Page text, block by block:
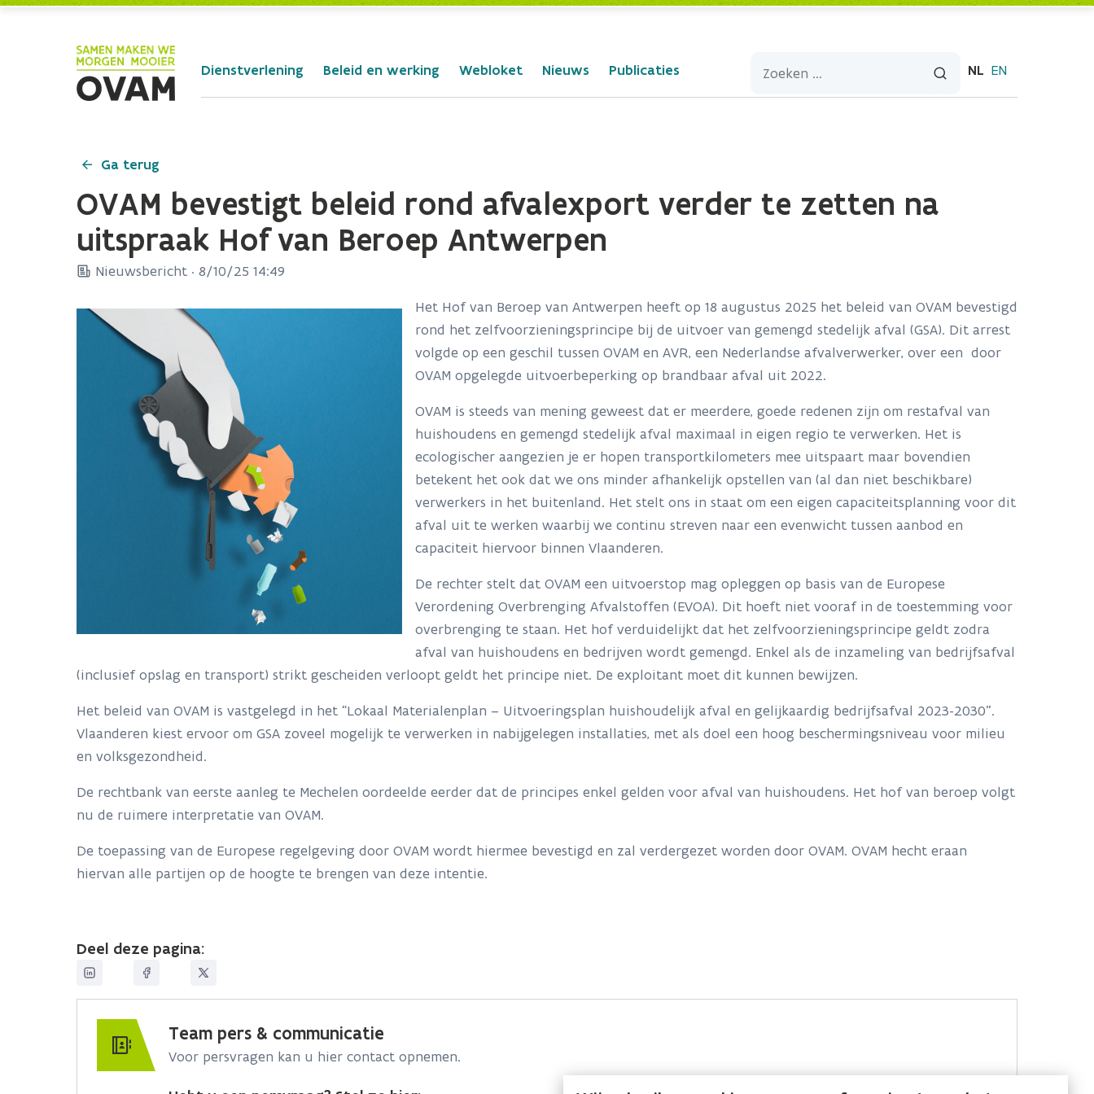
Dienstverlening Beleid en werking Webloket Nieuws Publicaties NL EN
Ga terug
OVAM bevestigt beleid rond afvalexport verder te zetten na
uitspraak Hof van Beroep Antwerpen
Nieuwsbericht · 8/10/25 14:49
Het Hof van Beroep van Antwerpen heeft op 18 augustus 2025 het beleid van OVAM bevestigd
rond het zelfvoorzieningsprincipe bij de uitvoer van gemengd stedelijk afval (GSA). Dit arrest
volgde op een geschil tussen OVAM en AVR, een Nederlandse afvalverwerker, over een door
OVAM opgelegde uitvoerbeperking op brandbaar afval uit 2022.
OVAM is steeds van mening geweest dat er meerdere, goede redenen zijn om restafval van
huishoudens en gemengd stedelijk afval maximaal in eigen regio te verwerken. Het is
ecologischer aangezien je er hopen transportkilometers mee uitspaart maar bovendien
betekent het ook dat we ons minder afhankelijk opstellen van (al dan niet beschikbare)
verwerkers in het buitenland. Het stelt ons in staat om een eigen capaciteitsplanning voor dit
afval uit te werken waarbij we continu streven naar een evenwicht tussen aanbod en
capaciteit hiervoor binnen Vlaanderen.
De rechter stelt dat OVAM een uitvoerstop mag opleggen op basis van de Europese
Verordening Overbrenging Afvalstoffen (EVOA). Dit hoeft niet vooraf in de toestemming voor
overbrenging te staan. Het hof verduidelijkt dat het zelfvoorzieningsprincipe geldt zodra
afval van huishoudens en bedrijven wordt gemengd. Enkel als de inzameling van bedrijfsafval
(inclusief opslag en transport) strikt gescheiden verloopt geldt het principe niet. De exploitant moet dit kunnen bewijzen.
Het beleid van OVAM is vastgelegd in het “Lokaal Materialenplan – Uitvoeringsplan huishoudelijk afval en gelijkaardig bedrijfsafval 2023-2030”.
Vlaanderen kiest ervoor om GSA zoveel mogelijk te verwerken in nabijgelegen installaties, met als doel een hoog beschermingsniveau voor milieu
en volksgezondheid.
De rechtbank van eerste aanleg te Mechelen oordeelde eerder dat de principes enkel gelden voor afval van huishoudens. Het hof van beroep volgt
nu de ruimere interpretatie van OVAM.
De toepassing van de Europese regelgeving door OVAM wordt hiermee bevestigd en zal verdergezet worden door OVAM. OVAM hecht eraan
hiervan alle partijen op de hoogte te brengen van deze intentie.
Deel deze pagina:
Team pers & communicatie
Voor persvragen kan u hier contact opnemen.